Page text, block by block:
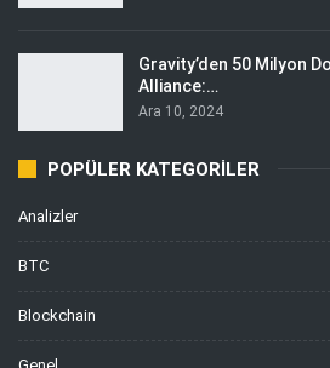
Gravity’den 50 Milyon
Alliance:…
Ara 10, 2024
POPÜLER KATEGORILER
Analizler
BTC
Blockchain